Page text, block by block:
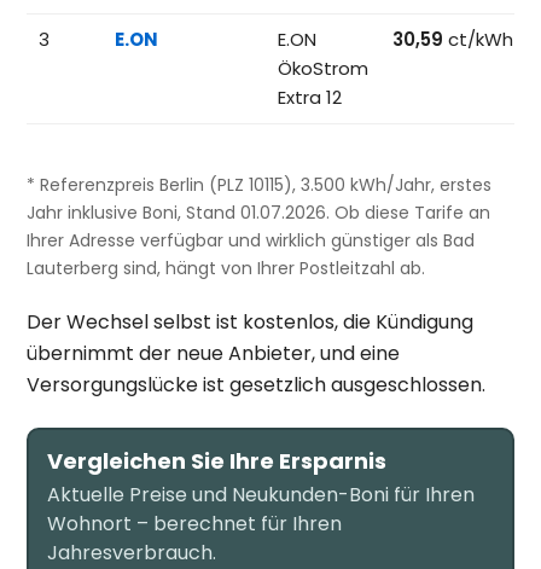
3 E.ON
E.ON
ÖkoStrom
Extra 12
30,59 ct/kWh
* Referenzpreis Berlin (PLZ 10115), 3.500 kWh/Jahr, erstes
Jahr inklusive Boni, Stand 01.07.2026. Ob diese Tarife an
Ihrer Adresse verfügbar und wirklich günstiger als Bad
Lauterberg sind, hängt von Ihrer Postleitzahl ab.
Der Wechsel selbst ist kostenlos, die Kündigung
übernimmt der neue Anbieter, und eine
Versorgungslücke ist gesetzlich ausgeschlossen.
Vergleichen Sie Ihre Ersparnis
Aktuelle Preise und Neukunden-Boni für Ihren
Wohnort – berechnet für Ihren
Jahresverbrauch.